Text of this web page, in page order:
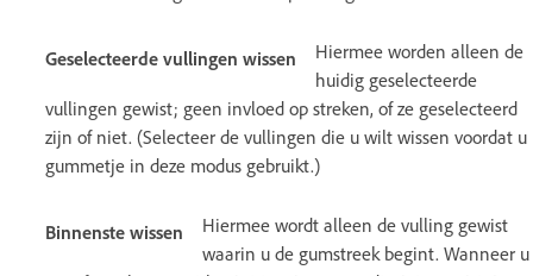
Geselecteerde vullingen wissen
Hiermee worden alleen de
huidig geselecteerde
vullingen gewist; geen invloed op streken, of ze geselecteerd
zijn of niet. (Selecteer de vullingen die u wilt wissen voordat u
gummetje in deze modus gebruikt.)
Binnenste wissen
Hiermee wordt alleen de vulling gewist
waarin u de gumstreek begint. Wanneer u